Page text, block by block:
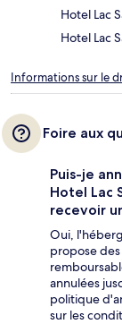
Hotel Lac
Hotel Lac
Informations sur le
Foire aux
Puis-je
Hotel Lac
recevoir
Oui,
propose
annulées
politique
sur les